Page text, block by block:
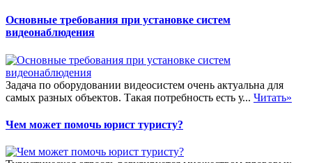
Основные требования при установке систем
видеонаблюдения
Задача по оборудовании видеосистем очень актуальна для
самых разных объектов. Такая потребность есть у... Читать»
Чем может помочь юрист туристу?